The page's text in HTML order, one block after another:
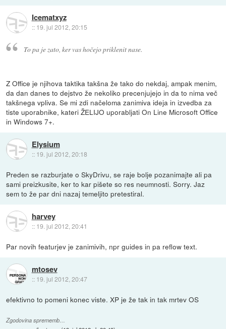
Icematxyz
:: 19. jul 2012, 20:15
To pa je zato, ker vas hočejo priklenit nase.
Z Office je njihova taktika takšna že tako do nekdaj, ampak menim,
da dan danes to dejstvo že nekoliko precenjujejo in da to nima več
takšnega vpliva. Se mi zdi načeloma zanimiva ideja in izvedba za
tiste uporabnike, kateri ŽELIJO uporabljati On Line Microsoft Office
in Windows 7+.
Elysium
:: 19. jul 2012, 20:18
Preden se razburjate o SkyDrivu, se raje bolje pozanimajte ali pa
sami preizkusite, ker to kar pišete so res neumnosti. Sorry. Jaz
sem to že par dni nazaj temeljito pretestiral.
harvey
:: 19. jul 2012, 20:41
Par novih featurjev je zanimivih, npr guides in pa reflow text.
mtosev
:: 19. jul 2012, 20:47
efektivno to pomeni konec viste. XP je že tak in tak mrtev OS
Zgodovina sprememb…